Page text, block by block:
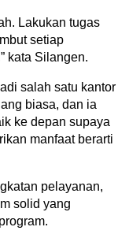
Lakukan tugas
setiap
kata Silangen.
salah satu kantor
biasa, dan ia
ke depan supaya
manfaat berarti
pelayanan,
solid yang